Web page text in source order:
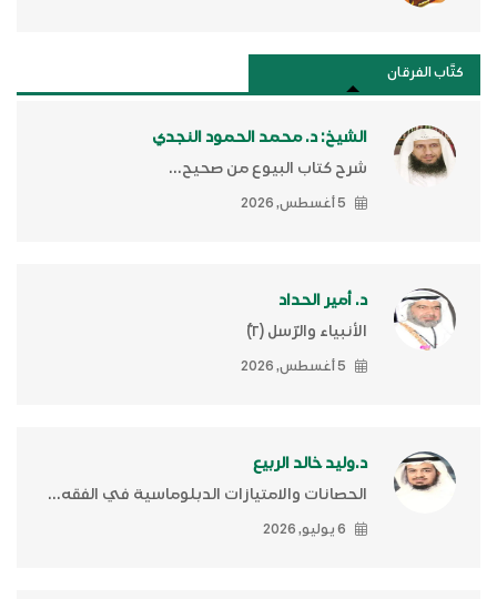
كتَّاب الفرقان
الشيخ: د. محمد الحمود النجدي
شرح كتاب البيوع من صحيح...
5 أغسطس, 2026
د. أمير الحداد
الأنبياء والرّسل (٢)ّ
5 أغسطس, 2026
د.وليد خالد الربيع
الحصانات والامتيازات الدبلوماسية في الفقه...
6 يوليو, 2026